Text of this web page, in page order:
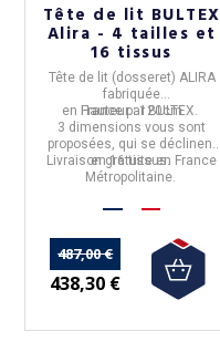
Tête de lit BULTEX
Alira - 4 tailles et
16 tissus
Tête de lit (dosseret) ALIRA
fabriquée
enFranceparBULTEX
Hauteur :120cm
3 dimensions vous sont
proposées, qui se déclinent
en16 tissus.
Livraison gratuite en France
Métropolitaine.
487,00 €
438,30 €